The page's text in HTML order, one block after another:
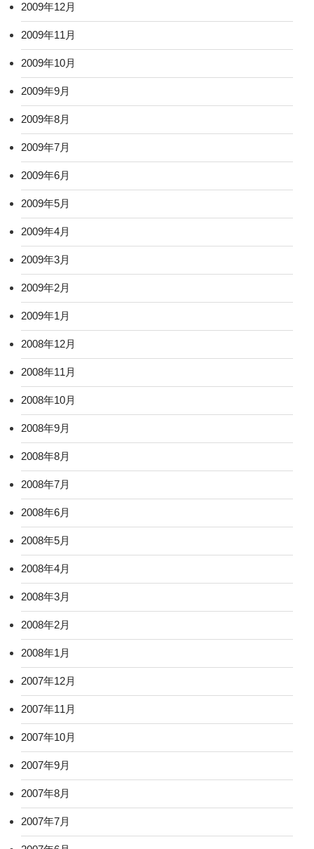
2009年12月
2009年11月
2009年10月
2009年9月
2009年8月
2009年7月
2009年6月
2009年5月
2009年4月
2009年3月
2009年2月
2009年1月
2008年12月
2008年11月
2008年10月
2008年9月
2008年8月
2008年7月
2008年6月
2008年5月
2008年4月
2008年3月
2008年2月
2008年1月
2007年12月
2007年11月
2007年10月
2007年9月
2007年8月
2007年7月